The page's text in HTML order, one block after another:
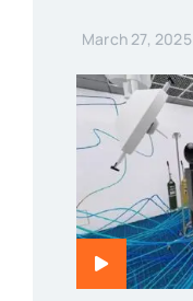
March 27, 2025